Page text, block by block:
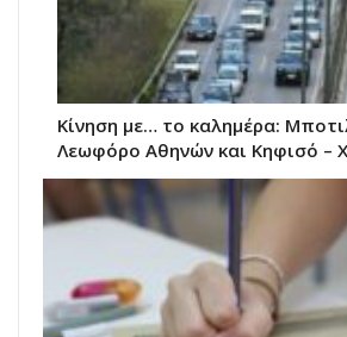
Κίνηση με… το καλημέρα:
Λεωφόρο Αθηνών και Κηφισό –